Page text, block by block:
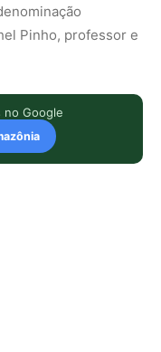
Pinho, professor e
no Google